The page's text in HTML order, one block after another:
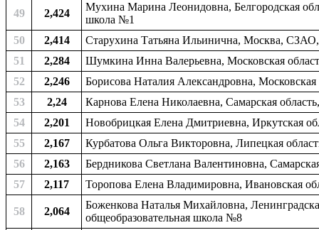
49 2,424
Мухина Марина Леонидовна, Белгородская
школа №1
50
2,414
Старухина Татьяна Ильинична, Москва,
51
2,284
Шумкина Инна Валерьевна, Московская
52
2,246
Борисова Наталия Александровна,
53
2,24
Карнова Елена Николаевна, Самарская
54
2,201
Новобрицкая Елена Дмитриевна, Иркутская
55
2,167
Курбатова Ольга Викторовна, Липецкая
56
2,163
Бердникова Светлана Валентиновна,
57
2,117 Торопова Елена Владимировна, Ивановская
58 2,064
Боженкова Наталья Михайловна,
общеобразовательная школа №8